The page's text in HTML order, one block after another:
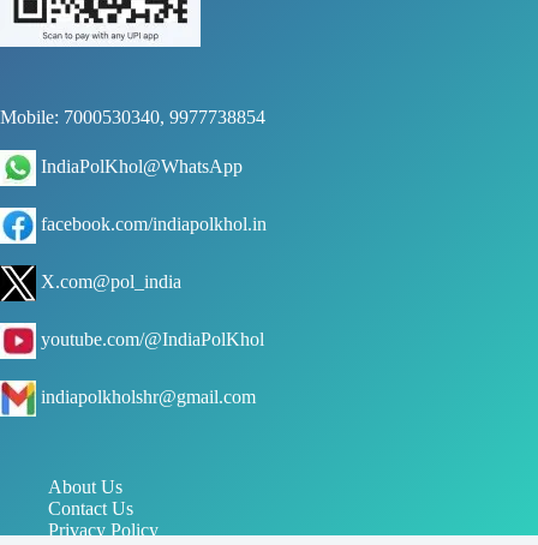
Mobile: 7000530340, 9977738854
IndiaPolKhol@WhatsApp
facebook.com/indiapolkhol.in
X.com@pol_india
youtube.com/@IndiaPolKhol
indiapolkholshr@gmail.com
About Us
Contact Us
Privacy Policy